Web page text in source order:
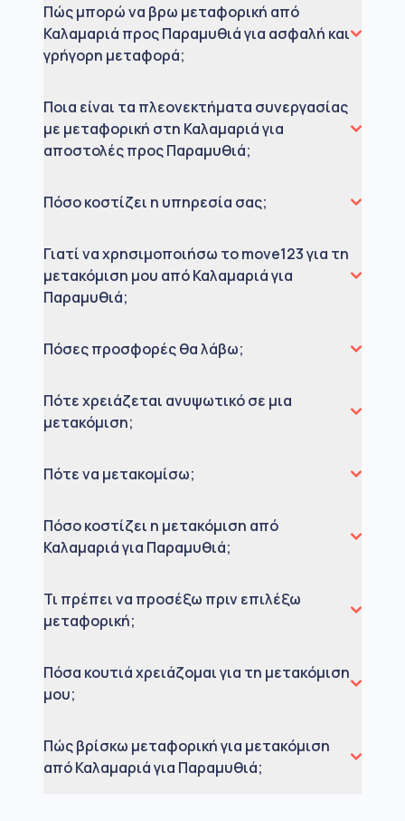
Πώς μπορώ να βρω μεταφορική από
Καλαμαριά προς Παραμυθιά για ασφαλή και
γρήγορη μεταφορά;
Ποια είναι τα πλεονεκτήματα συνεργασίας
με μεταφορική στη Καλαμαριά για
αποστολές προς Παραμυθιά;
Πόσο κοστίζει η υπηρεσία σας;
Γιατί να χρησιμοποιήσω το move123 για τη
μετακόμιση μου από Καλαμαριά για
Παραμυθιά;
Πόσες προσφορές θα λάβω;
Πότε χρειάζεται ανυψωτικό σε μια
μετακόμιση;
Πότε να μετακομίσω;
Πόσο κοστίζει η μετακόμιση από
Καλαμαριά για Παραμυθιά;
Τι πρέπει να προσέξω πριν επιλέξω
μεταφορική;
Πόσα κουτιά χρειάζομαι για τη μετακόμιση
μου;
Πώς βρίσκω μεταφορική για μετακόμιση
από Καλαμαριά για Παραμυθιά;